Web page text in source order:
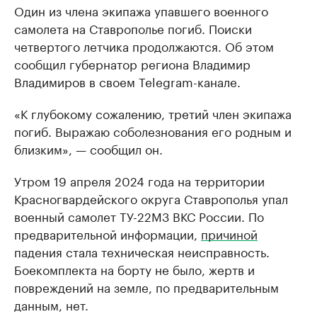
Один из члена экипажа упавшего военного
самолета на Ставрополье погиб. Поиски
четвертого летчика продолжаются. Об этом
сообщил губернатор региона Владимир
Владимиров в своем Telegram-канале.
«К глубокому сожалению, третий член экипажа
погиб. Выражаю соболезнования его родным и
близким», — сообщил он.
Утром 19 апреля 2024 года на территории
Красногвардейского округа Ставрополья упал
военный самолет ТУ-22М3 ВКС России. По
предварительной информации, причиной
падения стала техническая неисправность.
Боекомплекта на борту не было, жертв и
повреждений на земле, по предварительным
данным, нет.